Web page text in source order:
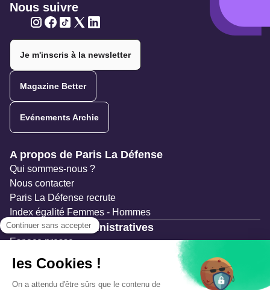
Nous suivre
Je m'inscris à la newsletter
Magazine Better
Evénements Archie
Navigation secondaire
A propos de Paris La Défense
Qui sommes-nous ?
Nous contacter
Paris La Défense recrute
Index égalité Femmes - Hommes
Ressources administratives
Espace presse
Documentation
Marchés publics
Appels à projets & avis d'attribution